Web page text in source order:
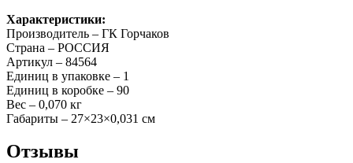
Характеристики:
Производитель – ГК Горчаков
Страна – РОССИЯ
Артикул – 84564
Единиц в упаковке – 1
Единиц в коробке – 90
Вес – 0,070 кг
Габариты – 27×23×0,031 см
Отзывы